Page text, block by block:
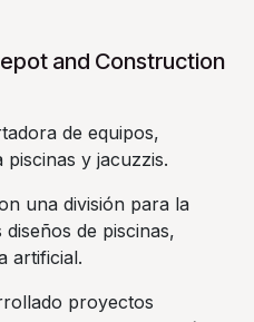
and Construction
de equipos,
y jacuzzis.
una división para la
de piscinas,
artificial.
proyectos